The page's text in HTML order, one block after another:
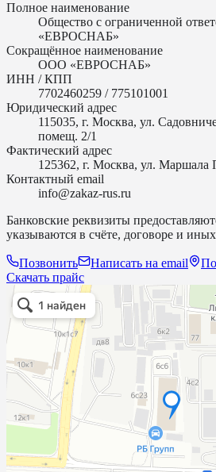
Полное наименование
Общество с ограниченной
«ЕВРОСНАБ»
Сокращённое наименование
ООО «ЕВРОСНАБ»
ИНН / КПП
7702460259 / 775101001
Юридический адрес
115035, г. Москва, ул.
помещ. 2/1
Фактический адрес
125362, г. Москва, ул. Маршала
Контактный email
info@zakaz-rus.ru
Банковские реквизиты
указываются в счёте, договоре и
Позвонить Написать на email
Скачать прайс